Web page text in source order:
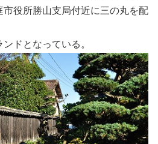
市役所勝山支局付近に三の丸を配
ンドとなっている。